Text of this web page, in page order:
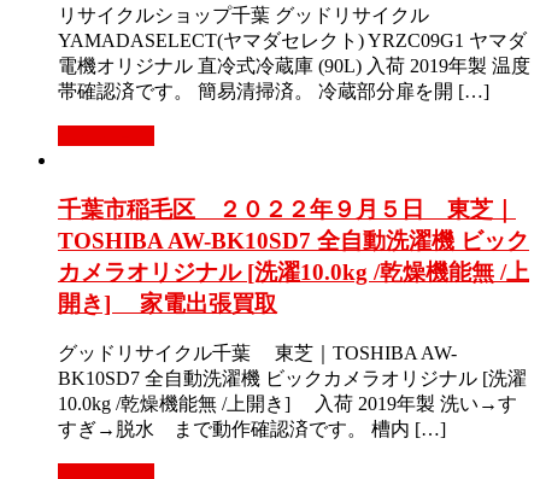
リサイクルショップ千葉 グッドリサイクル
YAMADASELECT(ヤマダセレクト) YRZC09G1 ヤマダ
電機オリジナル 直冷式冷蔵庫 (90L) 入荷 2019年製 温度
帯確認済です。 簡易清掃済。 冷蔵部分扉を開 […]
千葉市稲毛区 ２０２２年９月５日 東芝｜
TOSHIBA AW-BK10SD7 全自動洗濯機 ビック
カメラオリジナル [洗濯10.0kg /乾燥機能無 /上
開き] 家電出張買取
グッドリサイクル千葉 東芝｜TOSHIBA AW-
BK10SD7 全自動洗濯機 ビックカメラオリジナル [洗濯
10.0kg /乾燥機能無 /上開き] 入荷 2019年製 洗い→す
すぎ→脱水 まで動作確認済です。 槽内 […]